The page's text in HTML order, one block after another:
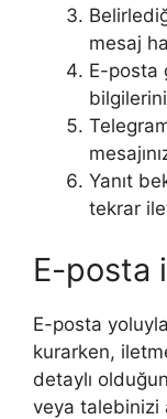
mesaj
E-posta
Yanıt
tekrar
E-posta
E-posta
kurarken,
detaylı
veya talebinizi